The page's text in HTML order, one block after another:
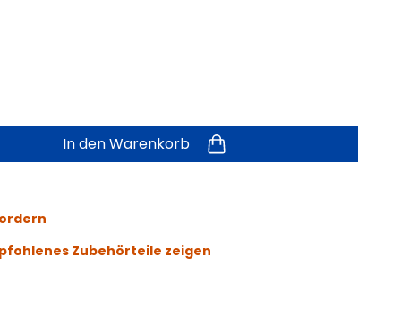
In den Warenkorb
Zubehörteile zeigen